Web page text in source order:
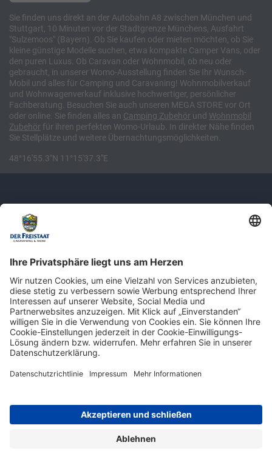
Sie finden uns direkt an der Autobahn A8 zwischen München und
Stuttgart, 10 Minuten vor der Stadtgrenze Münchens, Ausfahrt
"Sulzemoos" (Bayern). Ob Sie kaufen oder mieten möchten, ob Sie
kleine günstige Modelle suchen, etwa kompakte Camper Vans, oder
den puren Luxus. Ob Caravan oder Wohnmobil, ob neu oder
gebraucht, in unserer Womo-Ausstellung finden Sie Ihr Wunsch-
Mobil und alles für Camping und Caravaning! Wohnmobilverkauf
und Wohnwagenverkauf inklusive hochwertiger, persönlicher
Fachberatung. Besuchen Sie auch unseren MEGA STORE vor Ort
oder online. Sie finden alles an Camping Zubehör und Wohnmobil
Zubehör für ihren perfekten Womo-Urlaub. In direkter Nähe finden
Sie Stellplätze und weitere Übernachtungsmöglichkeiten.
48°16'55.3"N 11°15'37.3"E
Newsletter: Jetzt auf
shop.derfreistaat.de anmelden und
einen 5€ Gutschein für unseren Online-
Shop erhalten!*
Impressum Datenschutz Barrierefreiheit